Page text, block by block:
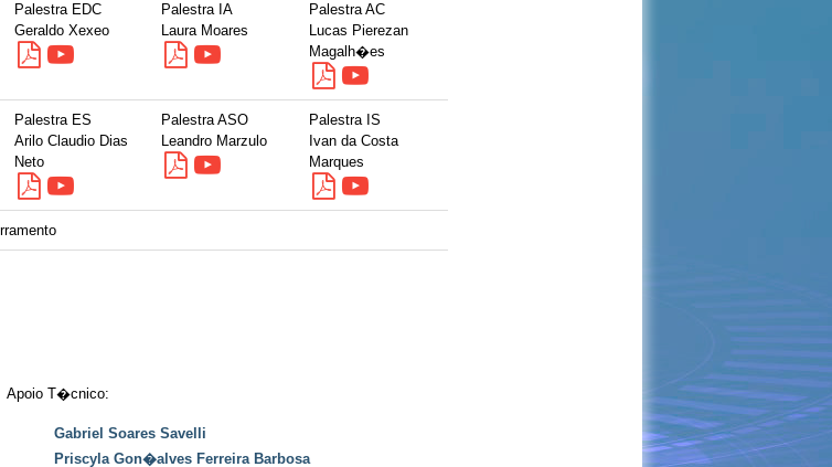
Palestra EDC
Geraldo Xexeo
Palestra IA
Laura Moares
Palestra AC
Lucas Pierezan
Magalh�es
Palestra ES
Arilo Claudio Dias
Neto
Palestra ASO
Leandro Marzulo
Palestra IS
Ivan da Costa
Marques
Apoio T�cnico:
Gabriel Soares Savelli
Priscyla Gon�alves Ferreira Barbosa